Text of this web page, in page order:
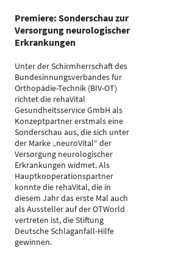
Premiere: Sonderschau zur
Versorgung neurologischer
Erkrankungen
Unter der Schirmherrschaft des
Bundesinnungsverbandes für
Orthopädie-Technik (BIV-OT)
richtet die rehaVital
Gesundheitsservice GmbH als
Konzeptpartner erstmals eine
Sonderschau aus, die sich unter
der Marke „neuroVital“ der
Versorgung neurologischer
Erkrankungen widmet. Als
Hauptkooperationspartner
konnte die rehaVital, die in
diesem Jahr das erste Mal auch
als Aussteller auf der OTWorld
vertreten ist, die Stiftung
Deutsche Schlaganfall-Hilfe
gewinnen.